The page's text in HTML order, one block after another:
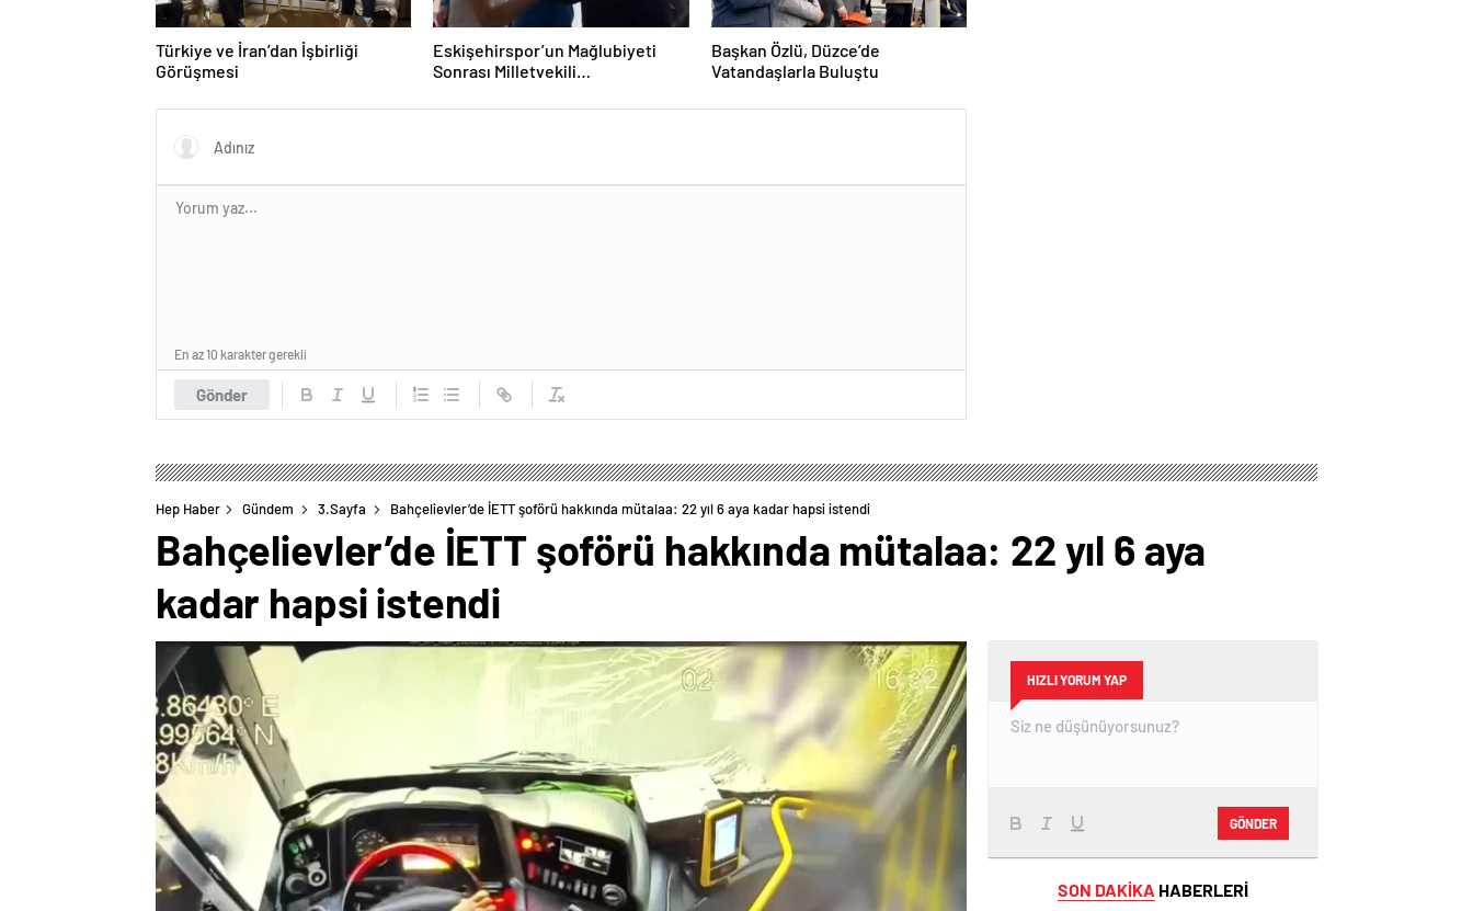
Türkiye ve İran’dan İşbirliği
Görüşmesi
Eskişehirspor’un Mağlubiyeti
Sonrası Milletvekili
Başkan Özlü, Düzce’de
Vatandaşlarla Buluştu
Gönder
En az 10 karakter gerekli
Hep Haber Gündem 3.Sayfa Bahçelievler’de İETT şoförü hakkında mütalaa: 22 yıl 6 aya kadar hapsi istendi
Bahçelievler’de İETT şoförü hakkında mütalaa: 22 yıl 6 aya
kadar hapsi istendi
HIZLI YORUM YAP
GÖNDER
SON DAKİKA HABERLERİ